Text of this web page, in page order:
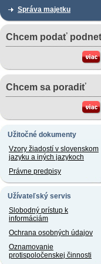
Správa majetku
Chcem podať podnet
Chcem sa poradiť
Užitočné dokumenty
Vzory žiadostí v slovenskom
jazyku a iných jazykoch
Právne predpisy
Užívateľský servis
Slobodný prístup k
informáciám
Ochrana osobných údajov
Oznamovanie
protispoločenskej činnosti